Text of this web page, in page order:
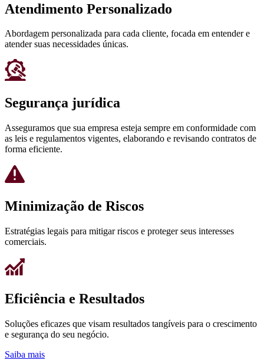
Atendimento Personalizado
Abordagem personalizada para cada cliente, focada em entender e
atender suas necessidades únicas.
Segurança jurídica
Asseguramos que sua empresa esteja sempre em conformidade com
as leis e regulamentos vigentes, elaborando e revisando contratos de
forma eficiente.
Minimização de Riscos
Estratégias legais para mitigar riscos e proteger seus interesses
comerciais.
Eficiência e Resultados
Soluções eficazes que visam resultados tangíveis para o crescimento
e segurança do seu negócio.
Saiba mais